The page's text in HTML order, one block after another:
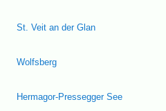
St. Veit an der Glan
Wolfsberg
Hermagor-Pressegger See